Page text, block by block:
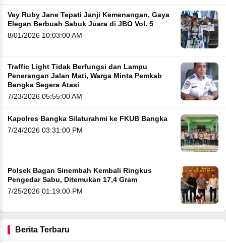
Vey Ruby Jane Tepati Janji Kemenangan, Gaya
Elegan Berbuah Sabuk Juara di JBO Vol. 5
8/01/2026 10:03:00 AM
Traffic Light Tidak Berfungsi dan Lampu
Penerangan Jalan Mati, Warga Minta Pemkab
Bangka Segera Atasi
7/23/2026 05:55:00 AM
Kapolres Bangka Silaturahmi ke FKUB Bangka
7/24/2026 03:31:00 PM
Polsek Bagan Sinembah Kembali Ringkus
Pengedar Sabu, Ditemukan 17,4 Gram
7/25/2026 01:19:00 PM
Berita Terbaru